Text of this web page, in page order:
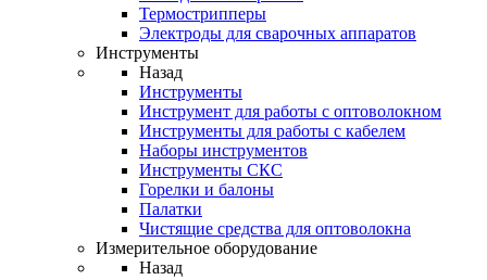
Термострипперы
Электроды для сварочных аппаратов
Инструменты
Назад
Инструменты
Инструмент для работы с оптоволокном
Инструменты для работы с кабелем
Наборы инструментов
Инструменты СКС
Горелки и балоны
Палатки
Чистящие средства для оптоволокна
Измерительное оборудование
Назад